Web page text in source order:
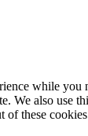
while you
We also use
of these